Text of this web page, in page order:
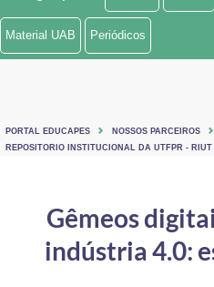
Ministério de Minas e Energia
Ministério do Turismo
Controladoria-Geral da União
Material UAB Periódicos
PORTAL EDUCAPES
NOSSOS PARCEIROS
REPOSITORIO INSTITUCIONAL DA UTFPR - RIUT
Gêmeos
indústria 4.0: